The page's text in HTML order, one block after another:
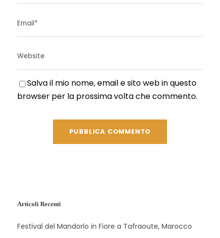
Salva il mio nome, email e sito web in questo
browser per la prossima volta che commento.
Articoli Recenti
Festival del Mandorlo in Fiore a Tafraoute, Marocco